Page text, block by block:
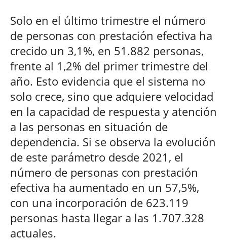
Solo en el último trimestre el número
de personas con prestación efectiva ha
crecido un 3,1%, en 51.882 personas,
frente al 1,2% del primer trimestre del
año. Esto evidencia que el sistema no
solo crece, sino que adquiere velocidad
en la capacidad de respuesta y atención
a las personas en situación de
dependencia. Si se observa la evolución
de este parámetro desde 2021, el
número de personas con prestación
efectiva ha aumentado en un 57,5%,
con una incorporación de 623.119
personas hasta llegar a las 1.707.328
actuales.